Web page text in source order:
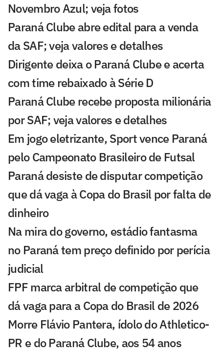
Novembro Azul; veja fotos
Paraná Clube abre edital para a venda
da SAF; veja valores e detalhes
Dirigente deixa o Paraná Clube e acerta
com time rebaixado à Série D
Paraná Clube recebe proposta milionária
por SAF; veja valores e detalhes
Em jogo eletrizante, Sport vence Paraná
pelo Campeonato Brasileiro de Futsal
Paraná desiste de disputar competição
que dá vaga à Copa do Brasil por falta de
dinheiro
Na mira do governo, estádio fantasma
no Paraná tem preço definido por perícia
judicial
FPF marca arbitral de competição que
dá vaga para a Copa do Brasil de 2026
Morre Flávio Pantera, ídolo do Athletico-
PR e do Paraná Clube, aos 54 anos